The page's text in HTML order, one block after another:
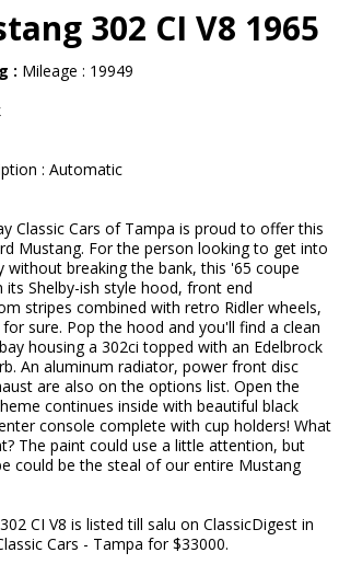
302 CI V8 1965
: Mileage : 19949
: Automatic
Classic Cars of Tampa is proud to offer this
Mustang. For the person looking to get into
without breaking the bank, this '65 coupe
its Shelby-ish style hood, front end
stripes combined with retro Ridler wheels,
sure. Pop the hood and you'll find a clean
housing a 302ci topped with an Edelbrock
An aluminum radiator, power front disc
are also on the options list. Open the
continues inside with beautiful black
console complete with cup holders! What
The paint could use a little attention, but
could be the steal of our entire Mustang
CI V8 is listed till salu on ClassicDigest in
Cars - Tampa for $33000.